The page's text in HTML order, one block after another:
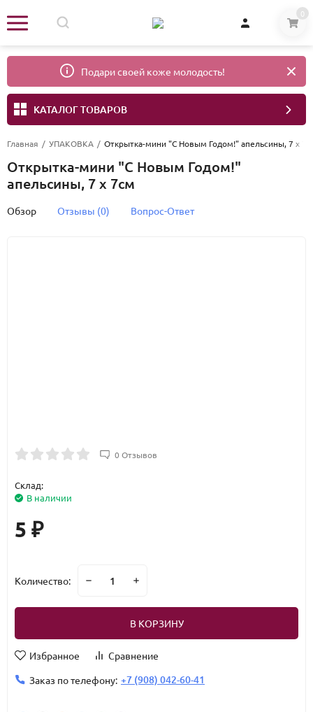
0
Подари своей коже молодость!
КАТАЛОГ ТОВАРОВ
Главная / УПАКОВКА / Открытка-мини "С Новым Годом!" апельсины, 7 х
Открытка-мини "С Новым Годом!"
апельсины, 7 х 7см
Обзор Отзывы (0) Вопрос-Ответ
0 Отзывов
Склад:
В наличии
5 ₽
Количество:
В КОРЗИНУ
Избранное
Сравнение
Заказ по телефону: +7 (908) 042-60-41